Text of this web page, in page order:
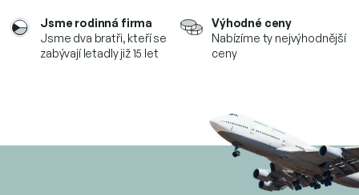
p
Jsme rodinná firma
Jsme dva bratři, kteří se
zabývají letadly již 15 let
Výhodné ceny
Nabízíme ty nejvýhodnější
ceny